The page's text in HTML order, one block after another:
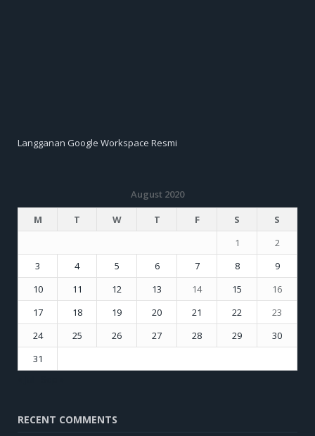
Langganan Google Workspace Resmi
August 2020
M
T W T F S
S
1
2
3
4 5 6 7 8
9
10
11 12 13 14 15
16
17
18 19 20 21 22
23
24
25 26 27 28 29
30
31
RECENT COMMENTS